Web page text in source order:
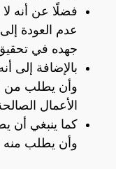
فضلًا عن أنه
عدم العودة
جهده في
بالإضافة إلى
وأن يطلب من
الأعمال
كما ينبغي أن
وأن يطلب منه